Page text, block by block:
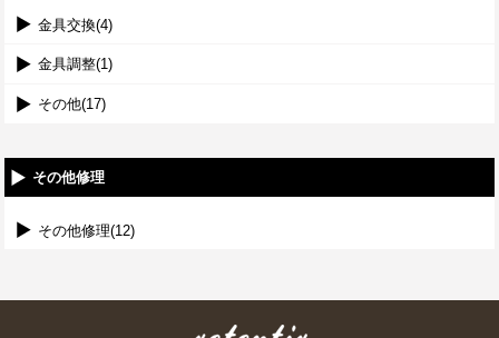
金具交換(4)
金具調整(1)
その他(17)
その他修理
その他修理(12)